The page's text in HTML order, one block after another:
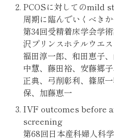
PCOSに対してのmild
周期に臨んでいくべき
第34回受精着床学会学
沢プリンスホテルウエス
福田淳一郎、和田恵子、
中慧、藤田裕、安藤郷
正典、弓削彰利、篠原
保、加藤恵一
IVF outcomes before
screening
第68回日本産科婦人科